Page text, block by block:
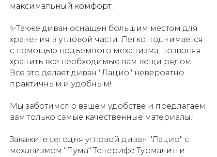
максимальный комфорт.
✨Также диван оснащен большим местом для
хранения в угловой части. Легко поднимается
с помощью подъемного механизма, позволяя
хранить все необходимые вам вещи рядом.
Все это делает диван "Лацио" невероятно
практичным и удобным!
Мы заботимся о вашем удобстве и предлагаем
вам только самые качественные материалы!
Закажите сегодня угловой диван "Лацио" с
механизмом "Пума" Тенерифе Турмалин и